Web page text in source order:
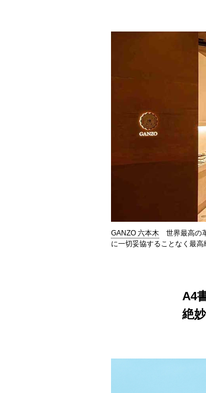
GANZO 六本木 世界最高の
に一切妥協することなく最高
A4
絶